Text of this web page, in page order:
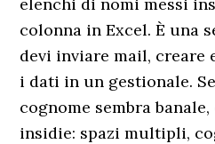
colonna in Excel. È una
devi inviare mail, creare
i dati in un gestionale.
cognome sembra
insidie: spazi multipli,